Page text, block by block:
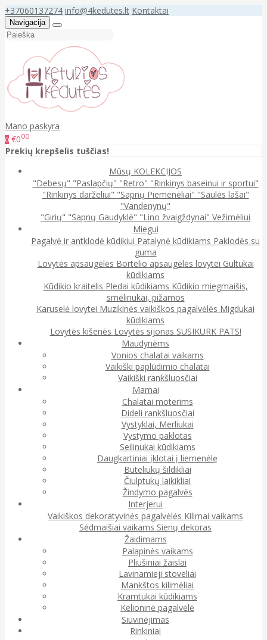
+37060137274 info@4kedutes.lt Kontaktai
Navigacija
Mano paskyra
0 €000
Prekių krepšelis tuščias!
Mūsų KOLEKCIJOS
"Debesų" "Paslapčių" "Retro" "Rinkinys baseinui ir sportui"
"Rinkinys darželiui" "Sapnų Piemenėliai" "Saulės lašai"
"Vandenynų"
"Girių" "Sapnų Gaudyklė" "Lino žvaigždynai" Vežimėliui
Miegui
Pagalvė ir antklodė kūdikiui Patalynė kūdikiams Paklodės su
guma
Lovytės apsaugėlės Bortelio apsaugėlės lovytei Gultukai
kūdikiams
Kūdikio kraitelis Pledai kūdikiams Kūdikio miegmaišis,
smėlinukai, pižamos
Karuselė lovytei Muzikinės vaikiškos pagalvėlės Migdukai
kūdikiams
Lovytės kišenės Lovytės sijonas SUSIKURK PATS!
Maudynėms
Vonios chalatai vaikams
Vaikiški paplūdimio chalatai
Vaikiški rankšluosčiai
Mamai
Chalatai moterims
Dideli rankšluosčiai
Vystyklai, Merliukai
Vystymo paklotas
Seilinukai kūdikiams
Daugkartiniai įklotai į liemenėlę
Buteliukų šildikliai
Čiulptukų laikikliai
Žindymo pagalvės
Interjerui
Vaikiškos dekoratyvinės pagalvėlės Kilimai vaikams
Sėdmaišiai vaikams Sienų dekoras
Žaidimams
Palapinės vaikams
Pliušiniai žaislai
Lavinamieji stoveliai
Mankštos kilimėliai
Kramtukai kūdikiams
Kelioninė pagalvėlė
Siuvinėjimas
Rinkiniai